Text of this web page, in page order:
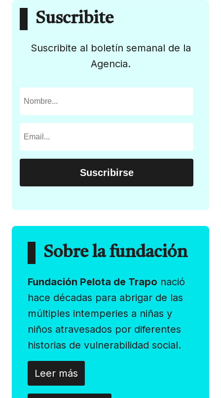
Suscribite
Suscribite al boletín semanal de la
Agencia.
Sobre la fundación
Fundación Pelota de Trapo nació
hace décadas para abrigar de las
múltiples intemperies a niñas y
niños atravesados por diferentes
historias de vulnerabilidad social.
Leer más